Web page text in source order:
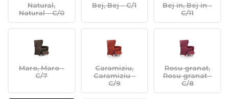
Natural,
Natural - C/0
Bej, Bej - C/1
Bej in, Bej in -
C/11
Maro, Maro -
C/7
Caramiziu,
Caramiziu -
C/9
Rosu granat,
Rosu granat -
C/8